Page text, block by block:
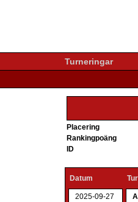
Turneringar
Placering
Rankingpoäng
ID
Datum
2025-09-27